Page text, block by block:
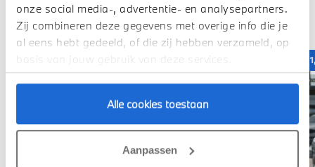
onze social media-, advertentie- en analysepartners.
Zij combineren deze gegevens met overige info die je
al eens hebt gedeeld, of die zij hebben verzameld, op
basis van jouw gebruik van deze services.
Alle cookies toestaan
Aanpassen
Deze zijn vergelijkbaar
1,99% renteactie